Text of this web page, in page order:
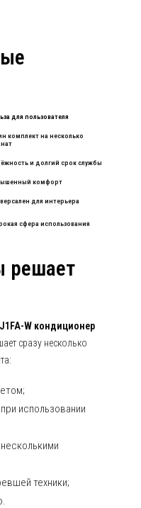
для пользователя
комплект на несколько
и долгий срок службы
комфорт
для интерьера
сфера использования
решает
W кондиционер
сразу несколько
использовании
техники;